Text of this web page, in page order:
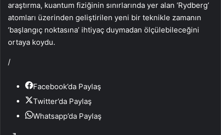
araştırma, kuantum fiziğinin sınırlarında yer alan ‘Rydberg’
atomları üzerinden geliştirilen yeni bir teknikle zamanın
‘başlangıç noktasına’ ihtiyaç duymadan ölçülebileceğini
ortaya koydu.
/
Facebook’da Paylaş
Twitter’da Paylaş
Whatsapp’da Paylaş